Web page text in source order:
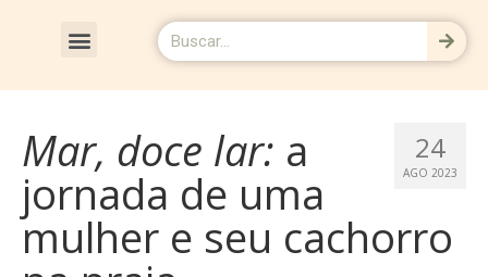
24
AGO 2023
Mar, doce lar: a
jornada de uma
mulher e seu cachorro